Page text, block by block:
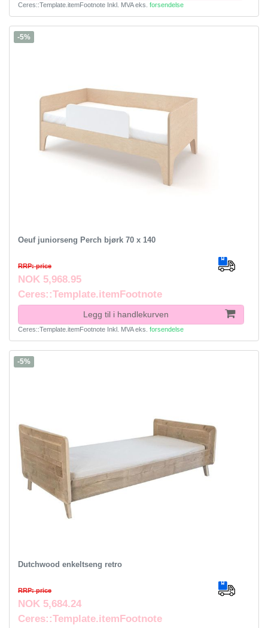
Ceres::Template.itemFootnote Inkl. MVAeks. forsendelse
-5%
Oeuf juniorseng Perch bjørk 70 x 140
RRP: price
NOK 5,968.95
Ceres::Template.itemFootnote
Legg til i handlekurven
Ceres::Template.itemFootnote Inkl. MVAeks. forsendelse
-5%
Dutchwood enkeltseng retro
RRP: price
NOK 5,684.24
Ceres::Template.itemFootnote